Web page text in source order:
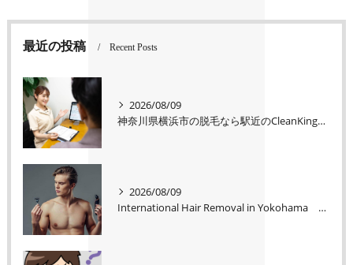
最近の投稿 Recent Posts
2026/08/09
神奈川県横浜市の脱毛なら駅近のCleanKing 光脱毛を1回で判断しない理由
2026/08/09
International Hair Removal in Yokohama CleanKing